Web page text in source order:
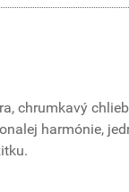
chrumkavý
harmónie,